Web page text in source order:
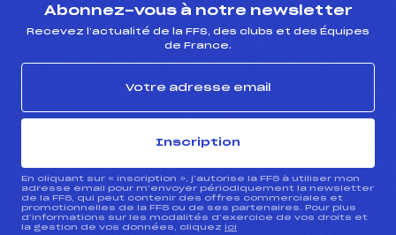
Abonnez-vous à notre newsletter
Recevez l’actualité de la FFS, des clubs et des Équipes
de France.
Inscription
En cliquant sur « inscription », j’autorise la FFS à utiliser mon
adresse email pour m’envoyer périodiquement la newsletter
de la FFS, qui peut contenir des offres commerciales et
promotionnelles de la FFS ou de ses partenaires. Pour plus
d’informations sur les modalités d’exercice de vos droits et
la gestion de vos données, cliquez ici